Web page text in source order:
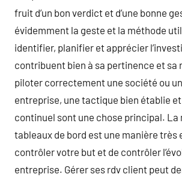
fruit d’un bon verdict et d’une bonne
évidemment la geste et la méthode
identifier, planifier et apprécier
contribuent bien à sa pertinence et sa
piloter correctement une société ou
entreprise, une tactique bien établie
continuel sont une chose principal. La
tableaux de bord est une manière très
contrôler votre but et de contrôler
entreprise. Gérer ses rdv client peut